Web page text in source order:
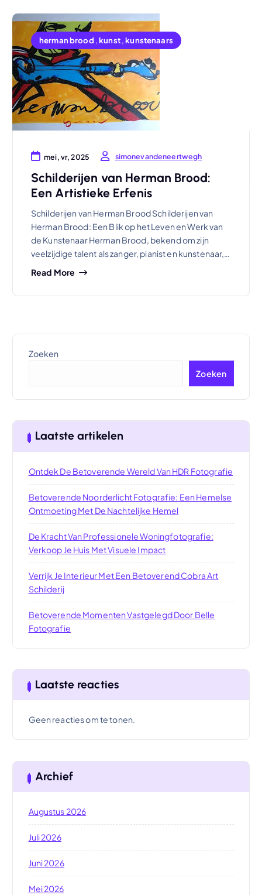
herman brood ,kunst,kunstenaars
mei, vr, 2025 simonevandeneertwegh
Schilderijen van Herman Brood:
Een Artistieke Erfenis
Schilderijen van Herman Brood Schilderijen van
Herman Brood: Een Blik op het Leven en Werk van
de Kunstenaar Herman Brood, bekend om zijn
veelzijdige talent als zanger, pianist en kunstenaar,…
Read More
Zoeken
Zoeken
Laatste artikelen
Ontdek De Betoverende Wereld Van HDR Fotografie
Betoverende Noorderlicht Fotografie: Een Hemelse
Ontmoeting Met De Nachtelijke Hemel
De Kracht Van Professionele Woningfotografie:
Verkoop Je Huis Met Visuele Impact
Verrijk Je Interieur Met Een Betoverend Cobra Art
Schilderij
Betoverende Momenten Vastgelegd Door Belle
Fotografie
Laatste reacties
Geen reacties om te tonen.
Archief
Augustus 2026
Juli 2026
Juni 2026
Mei 2026